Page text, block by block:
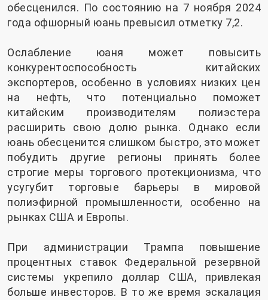
обесценился. По состоянию на 7 ноября 2024
года офшорный юань превысил отметку 7,2.
Ослабление юаня может повысить
конкурентоспособность китайских
экспортеров, особенно в условиях низких цен
на нефть, что потенциально поможет
китайским производителям полиэстера
расширить свою долю рынка. Однако если
юань обесценится слишком быстро, это может
побудить другие регионы принять более
строгие меры торгового протекционизма, что
усугубит торговые барьеры в мировой
полиэфирной промышленности, особенно на
рынках США и Европы.
При администрации Трампа повышение
процентных ставок Федеральной резервной
системы укрепило доллар США, привлекая
больше инвесторов. В то же время эскалация